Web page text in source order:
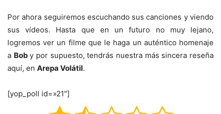
Por ahora seguiremos escuchando sus canciones y viendo
sus vídeos. Hasta que en un futuro no muy lejano,
logremos ver un filme que le haga un auténtico homenaje
a Boby por supuesto, tendrás nuestra más sincera reseña
aquí, en Arepa Volátil.
[yop_poll id=»21″]